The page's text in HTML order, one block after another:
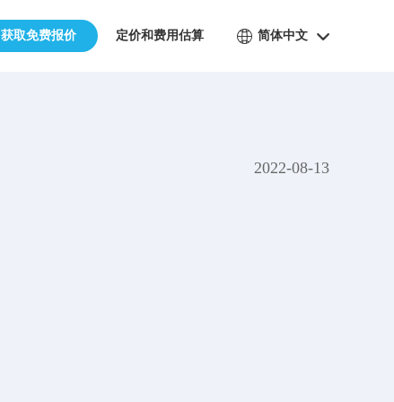
获取免费报价 定价和费用估算 简体中文
2022-08-13